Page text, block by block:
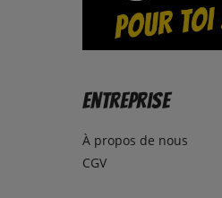
Entreprise
À propos de nous
CGV